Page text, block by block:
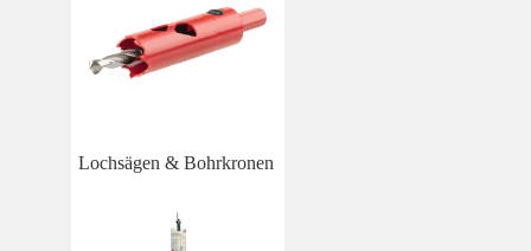
Lochsägen & Bohrkronen